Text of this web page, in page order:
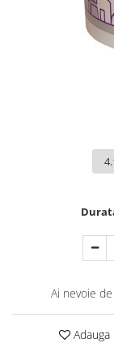
Gewiss Chorus
Sigurante Comtec
Sigurante Gewiss
Sigurante
Tablouri electrice
Tablouri Gewiss
Echipamente si
Chiuvete granit
Ai nevoie
Adauga